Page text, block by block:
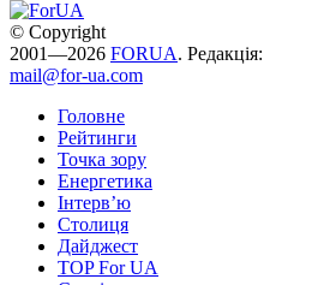
© Copyright
2001—2026 FORUA. Редакція:
mail@for-ua.com
Головне
Рейтинги
Точка зору
Енергетика
Інтерв’ю
Столиця
Дайджест
TOP For UA